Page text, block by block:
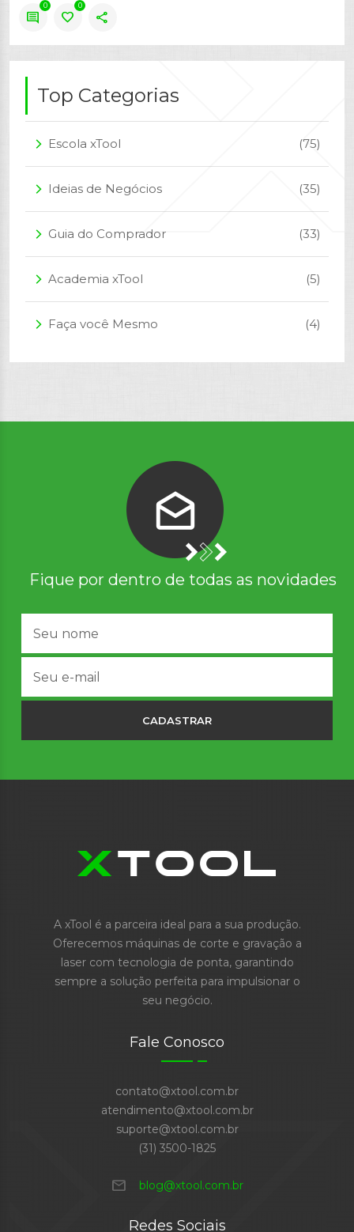
comment
0
favorite
0
share
Top Categorias
arrow_forward_ios Escola xTool (75)
arrow_forward_ios Ideias de Negócios (35)
arrow_forward_ios Guia do Comprador (33)
arrow_forward_ios Academia xTool (5)
arrow_forward_ios Faça você Mesmo (4)
Fique por dentro de todas as novidades
CADASTRAR
A xTool é a parceira ideal para a sua produção.
Oferecemos máquinas de corte e gravação a
laser com tecnologia de ponta, garantindo
sempre a solução perfeita para impulsionar o
seu negócio.
Fale Conosco
contato@xtool.com.br
atendimento@xtool.com.br
suporte@xtool.com.br
(31) 3500-1825
mail blog@xtool.com.br
Redes Sociais